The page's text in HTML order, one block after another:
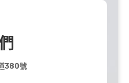
380號